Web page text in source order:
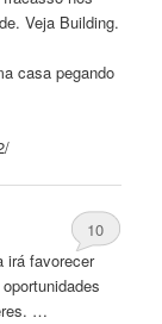
Veja Building.
casa pegando
10
irá favorecer
…